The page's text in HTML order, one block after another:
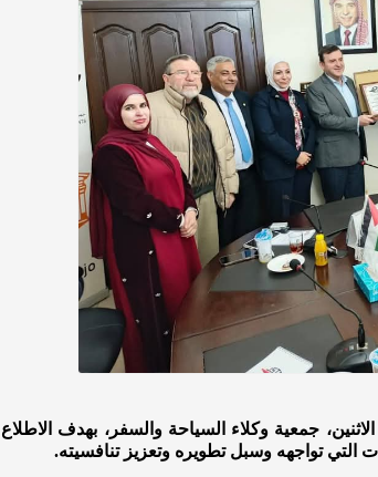
جمعية وكلاء السياحة والسفر، بهدف الاطلاع
التي تواجهه وسبل تطويره وتعزيز تنافسيته.